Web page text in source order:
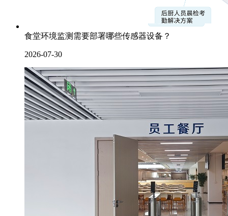
食堂环境监测需要部署哪些传感器设备？
2026-07-30